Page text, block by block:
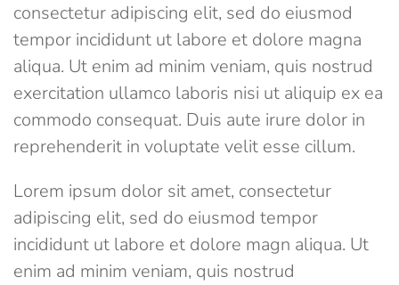
consectetur adipiscing elit, sed do eiusmod
tempor incididunt ut labore et dolore magna
aliqua. Ut enim ad minim veniam, quis nostrud
exercitation ullamco laboris nisi ut aliquip ex ea
commodo consequat. Duis aute irure dolor in
reprehenderit in voluptate velit esse cillum.
Lorem ipsum dolor sit amet, consectetur
adipiscing elit, sed do eiusmod tempor
incididunt ut labore et dolore magn aliqua. Ut
enim ad minim veniam, quis nostrud